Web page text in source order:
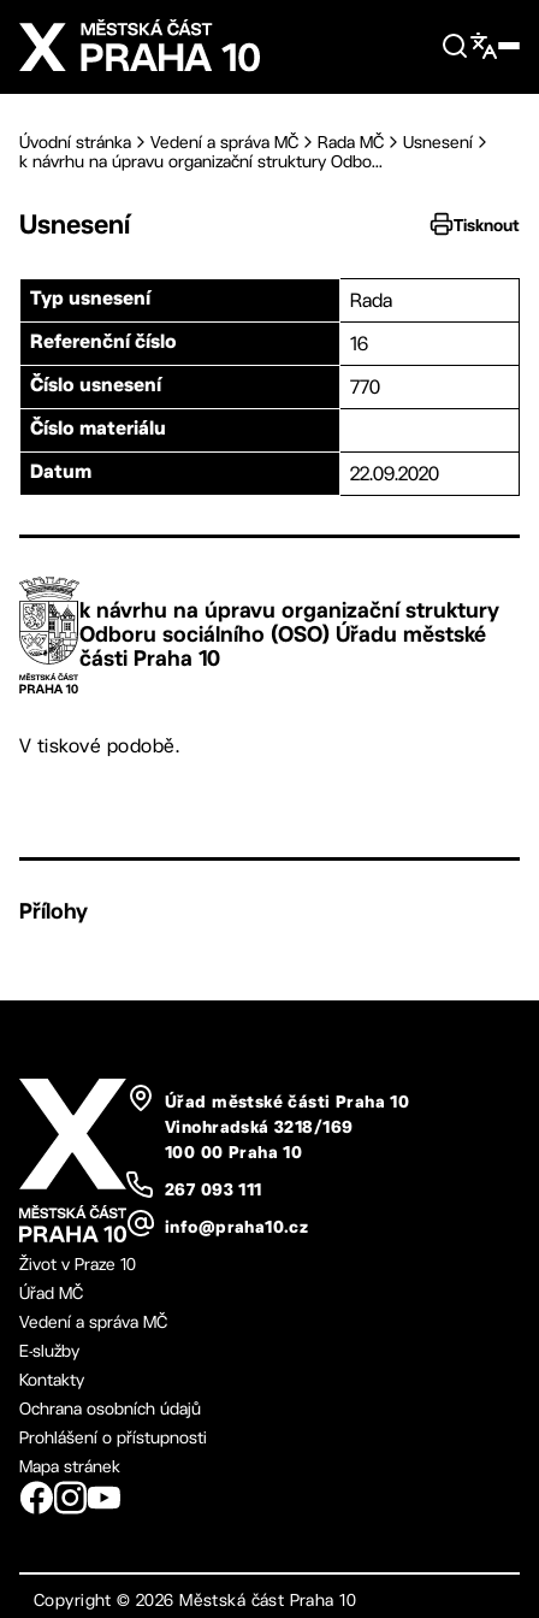
Přejít na hlavní obsah
Úvodní stránka Vedení a správa MČ Rada MČ
Usnesení
k návrhu na úpravu organizační struktury Odbo...
Usnesení Tisknout
Typ usnesení Rada
Referenční číslo 16
Číslo usnesení 770
Číslo materiálu
Datum 22.09.2020
k návrhu na úpravu organizační struktury
Odboru sociálního (OSO) Úřadu městské
části Praha 10
V tiskové podobě.
Přílohy
Úřad městské části Praha 10
Vinohradská 3218/169
100 00 Praha 10
267 093 111
info@praha10.cz
Život v Praze 10
Úřad MČ
Vedení a správa MČ
E-služby
Kontakty
Ochrana osobních údajů
Prohlášení o přístupnosti
Mapa stránek
Copyright ©2026 Městská část Praha 10